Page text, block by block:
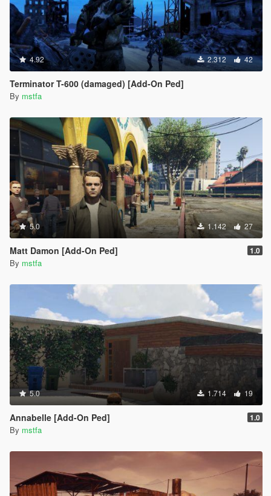
4.92 2.312 42
Terminator T-600 (damaged) [Add-On Ped]
By mstfa
5.0 1.142 27
Matt Damon [Add-On Ped] 1.0
By mstfa
5.0 1.714 19
Annabelle [Add-On Ped] 1.0
By mstfa